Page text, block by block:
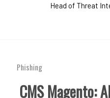
Head of Threat
Phishing
CMS Magento: